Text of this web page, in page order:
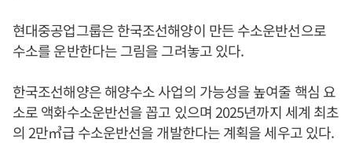
현대중공업그룹은 한국조선해양이 만든 수소운반선으로
수소를 운반한다는 그림을 그려놓고 있다.
한국조선해양은 해양수소 사업의 가능성을 높여줄 핵심 요
소로 액화수소운반선을 꼽고 있으며 2025년까지 세계 최초
의 2만㎥급 수소운반선을 개발한다는 계획을 세우고 있다.